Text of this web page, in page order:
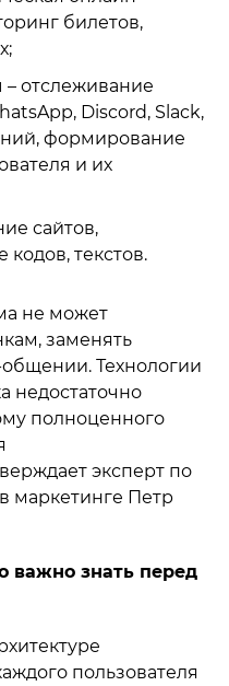
билетов,
отслеживание
Discord, Slack,
формирование
и их
сайтов,
текстов.
не может
заменять
Технологии
недостаточно
полноценного
эксперт по
маркетинге Петр
важно знать перед
пользователя